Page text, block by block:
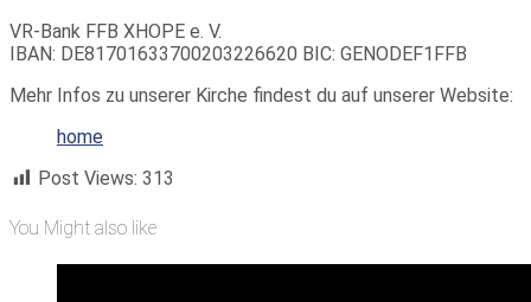
VR-Bank FFB XHOPE e. V.
IBAN: DE81701633700203226620 BIC: GENODEF1FFB
Mehr Infos zu unserer Kirche findest du auf unserer Website:
home
Post Views: 313
You Might also like